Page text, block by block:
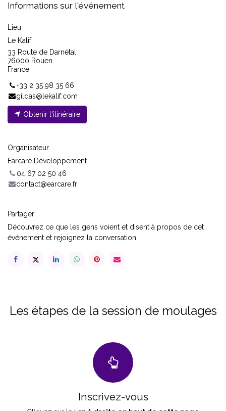
Informations sur l'événement
Lieu
Le Kalif
33 Route de Darnétal
76000 Rouen
France
+33 2 35 98 35 66
gildas@lekalif.com
Obtenir l'itinéraire
Organisateur
Earcare Développement
04 67 02 50 46
contact@earcare.fr
Partager
Découvrez ce que les gens voient et disent à propos de cet
événement et rejoignez la conversation.
Les étapes de la session de moulages
Inscrivez-vous